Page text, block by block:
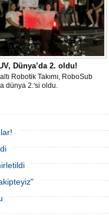
Dünya’da 2. oldu!
Robotik Takımı, RoboSub
dünya 2.'si oldu.